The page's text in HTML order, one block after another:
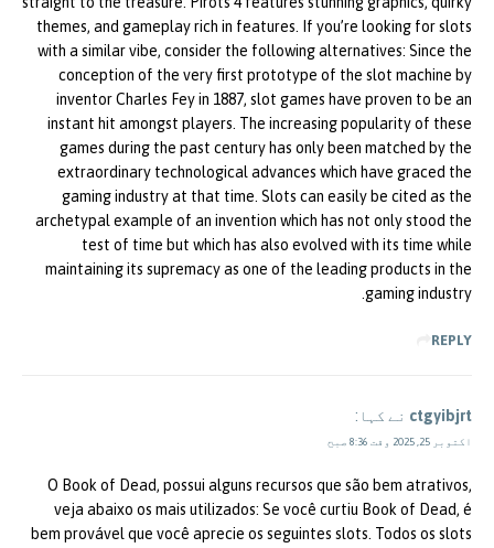
themes, and gameplay rich in features. If you’re looking for slots
with a similar vibe, consider the following alternatives: Since the
conception of the very first prototype of the slot machine by
inventor Charles Fey in 1887, slot games have proven to be an
instant hit amongst players. The increasing popularity of these
games during the past century has only been matched by the
extraordinary technological advances which have graced the
gaming industry at that time. Slots can easily be cited as the
archetypal example of an invention which has not only stood the
test of time but which has also evolved with its time while
maintaining its supremacy as one of the leading products in the
gaming industry.
REPLY
ctgyibjrt نے کہا:
اکتوبر 25, 2025 وقت 8:36 صبح
O Book of Dead, possui alguns recursos que são bem atrativos,
veja abaixo os mais utilizados: Se você curtiu Book of Dead, é
bem provável que você aprecie os seguintes slots. Todos os slots